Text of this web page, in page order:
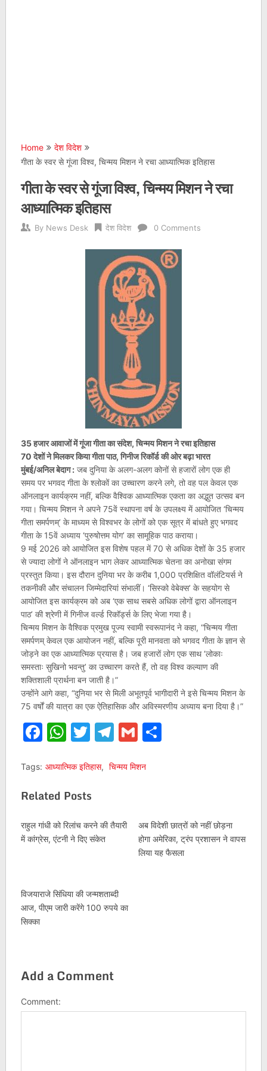
Home
देश विदेश
गीता के स्वर से गूंजा विश्व, चिन्मय मिशन ने रचा आध्यात्मिक इतिहास
गीता के स्वर से गूंजा विश्व, चिन्मय मिशन ने रचा
आध्यात्मिक इतिहास
By News Desk देश विदेश 0 Comments
35 हजार आवाजों में गूंजा गीता का संदेश, चिन्मय मिशन ने रचा इतिहास
70 देशों ने मिलकर किया गीता पाठ, गिनीज रिकॉर्ड की ओर बढ़ा भारत
मुंबई/अनिल बेदाग :जब दुनिया के अलग-अलग कोनों से हजारों लोग एक ही
समय पर भगवद गीता के श्लोकों का उच्चारण करने लगे, तो वह पल केवल एक
ऑनलाइन कार्यक्रम नहीं, बल्कि वैश्विक आध्यात्मिक एकता का अद्भुत उत्सव बन
गया। चिन्मय मिशन ने अपने 75वें स्थापना वर्ष के उपलक्ष्य में आयोजित ‘चिन्मय
गीता समर्पणम्’ के माध्यम से विश्वभर के लोगों को एक सूत्र में बांधते हुए भगवद
गीता के 15वें अध्याय ‘पुरुषोत्तम योग’ का सामूहिक पाठ कराया।
9 मई 2026 को आयोजित इस विशेष पहल में 70 से अधिक देशों के 35 हजार
से ज्यादा लोगों ने ऑनलाइन भाग लेकर आध्यात्मिक चेतना का अनोखा संगम
प्रस्तुत किया। इस दौरान दुनिया भर के करीब 1,000 प्रशिक्षित वॉलंटियर्स ने
तकनीकी और संचालन जिम्मेदारियां संभालीं। ‘सिस्को वेबेक्स’ के सहयोग से
आयोजित इस कार्यक्रम को अब ‘एक साथ सबसे अधिक लोगों द्वारा ऑनलाइन
पाठ’ की श्रेणी में गिनीज वर्ल्ड रिकॉर्ड्स के लिए भेजा गया है।
चिन्मय मिशन के वैश्विक प्रमुख पूज्य स्वामी स्वरूपानंद ने कहा, “चिन्मय गीता
समर्पणम् केवल एक आयोजन नहीं, बल्कि पूरी मानवता को भगवद गीता के ज्ञान से
जोड़ने का एक आध्यात्मिक प्रयास है। जब हजारों लोग एक साथ ‘लोकाः
समस्ताः सुखिनो भवन्तु’ का उच्चारण करते हैं, तो वह विश्व कल्याण की
शक्तिशाली प्रार्थना बन जाती है।”
उन्होंने आगे कहा, “दुनिया भर से मिली अभूतपूर्व भागीदारी ने इसे चिन्मय मिशन के
75 वर्षों की यात्रा का एक ऐतिहासिक और अविस्मरणीय अध्याय बना दिया है।”
Facebook
WhatsApp
Twitter
Telegram
GmailShare
Tags: आध्यात्मिक इतिहास, चिन्मय मिशन
Related Posts
राहुल गांधी को रिलांच करने की तैयारी
में कांग्रेस, एंटनी ने दिए संकेत
अब विदेशी छात्रों को नहीं छोड़ना
होगा अमेरिका, ट्रंप प्रशासन ने वापस
लिया यह फैसला
विजयाराजे सिंधिया की जन्मशताब्दी
आज, पीएम जारी करेंगे 100 रुपये का
सिक्का
Add a Comment
Comment: